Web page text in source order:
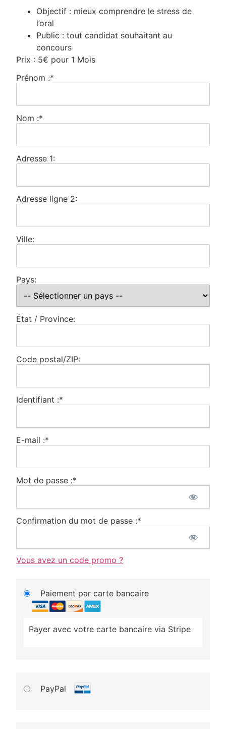
Objectif : mieux comprendre le stress de
l’oral
Public : tout candidat souhaitant au
concours
Prix : 5€ pour 1 Mois
Prénom :*
Nom :*
Adresse 1:
Adresse ligne 2:
Ville:
Pays:
État / Province:
Code postal/ZIP:
Identifiant :*
E-mail :*
Mot de passe :*
Confirmation du mot de passe :*
Vous avez un code promo ?
Paiement par carte bancaire
Payer avec votre carte bancaire via Stripe
PayPal